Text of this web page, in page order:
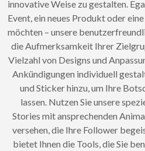
innovative Weise zu gestalten.
Event, ein neues Produkt oder
möchten – unsere
die Aufmerksamkeit Ihrer
Vielzahl von Designs und
Ankündigungen individuell
und Sticker hinzu, um Ihre
lassen. Nutzen Sie unsere
Stories mit ansprechenden
versehen, die Ihre Follower
bietet Ihnen die Tools, die Sie